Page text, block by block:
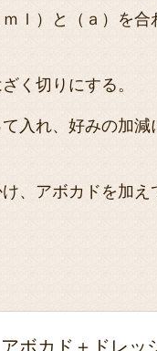
ｌ）と（ａ）を合
く切りにする。
入れ、好みの加減
、アボカドを加え
ボカド＋ドレッ